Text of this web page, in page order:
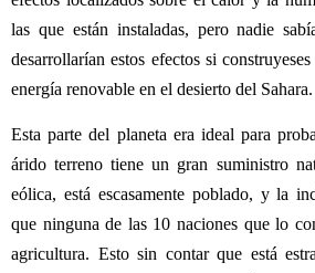
las que están instaladas, pero nadie
desarrollarían estos efectos si
energía renovable en el desierto del Sahara.
Esta parte del planeta era ideal para
árido terreno tiene un gran suministro
eólica, está escasamente poblado, y la
que ninguna de las 10 naciones que lo
agricultura. Esto sin contar que está